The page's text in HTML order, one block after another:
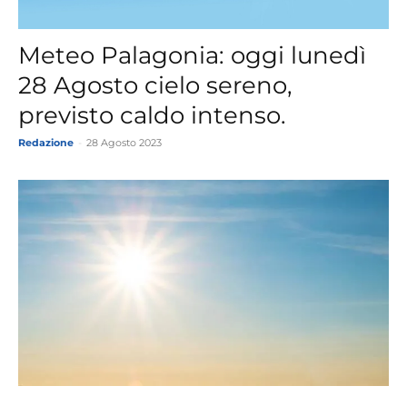
Meteo Palagonia: oggi lunedì
28 Agosto cielo sereno,
previsto caldo intenso.
Redazione 28 Agosto 2023